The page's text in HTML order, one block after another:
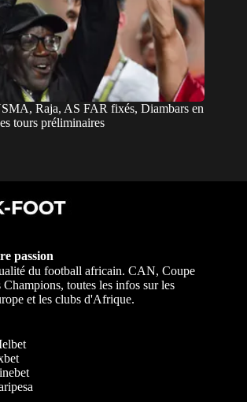
Raja, AS FAR fixés, Diambars en
tours préliminaires
passion
du football africain. CAN, Coupe
toutes les infos sur les
et les clubs d'Afrique.